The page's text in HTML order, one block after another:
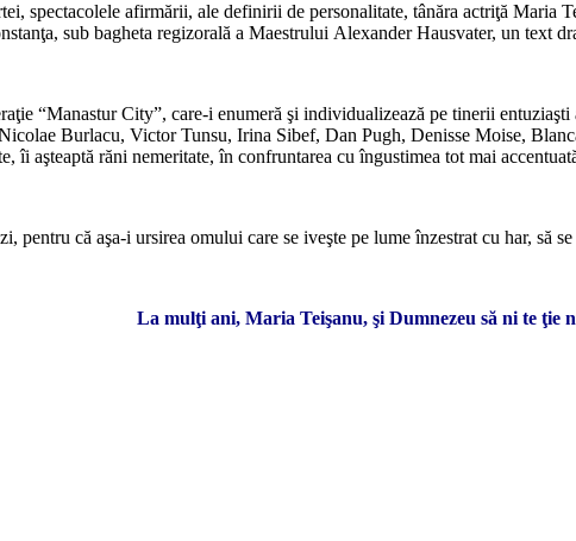
spectacolele afirmării, ale definirii de personalitate, tânăra actriţă Maria
sub bagheta regizorală a Maestrului Alexander Hausvater, un text
“Manastur City”, care-i enumeră şi individualizează pe tinerii
Burlacu, Victor Tunsu, Irina Sibef, Dan Pugh, Denisse Moise,
îi aşteaptă răni nemeritate, în confruntarea cu îngustimea tot mai
pentru că aşa-i ursirea omului care se iveşte pe lume înzestrat cu har, să
La mulţi ani, Maria Teişanu, şi Dumnezeu să ni te ţie